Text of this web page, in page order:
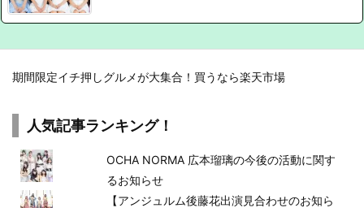
期間限定イチ押しグルメが大集合！買うなら楽天市場
人気記事ランキング！
OCHA NORMA 広本瑠璃の今後の活動に関す
るお知らせ
【アンジュルム後藤花出演見合わせのお知ら